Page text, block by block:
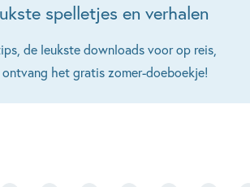
spelletjes en verhalen
de leukste downloads voor op reis,
het gratis zomer-doeboekje!